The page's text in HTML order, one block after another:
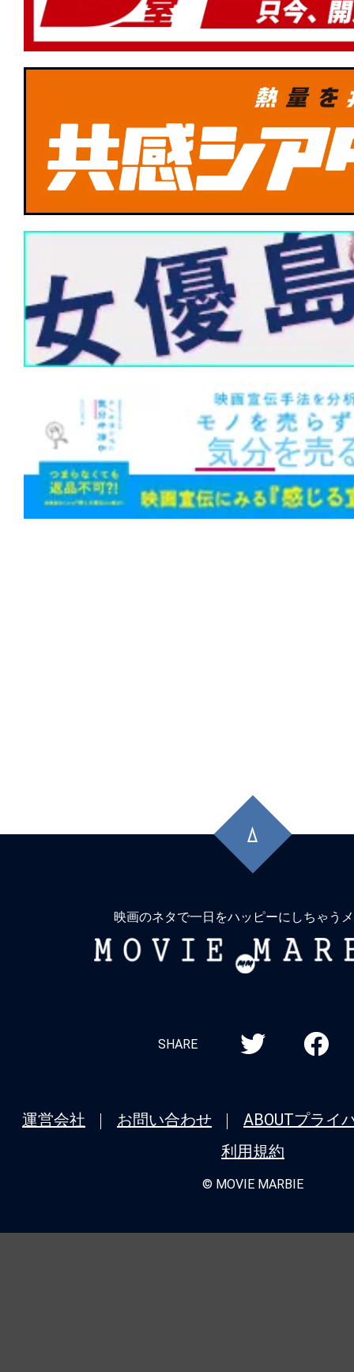
頭
に
映画のネタで一日をハッピーにしちゃう
MOVIE
SHARE
運営会社 お問い合わせ ABOUTプライ
利用規約
© MOVIE MARBIE